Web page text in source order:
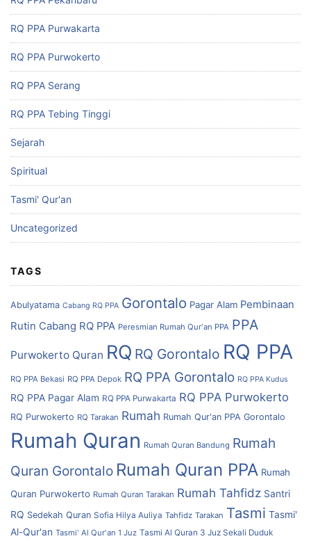
RQ PPA Purwakarta
RQ PPA Purwokerto
RQ PPA Serang
RQ PPA Tebing Tinggi
Sejarah
Spiritual
Tasmi' Qur'an
Uncategorized
TAGS
Abulyatama Cabang RQ PPA Gorontalo Pagar Alam Pembinaan
Rutin Cabang RQ PPA Peresmian Rumah Qur'an PPA PPA
Purwokerto Quran RQ RQ Gorontalo RQ PPA
RQ PPA Bekasi RQ PPA Depok RQ PPA Gorontalo RQ PPA Kudus
RQ PPA Pagar Alam RQ PPA Purwakarta RQ PPA Purwokerto
RQ Purwokerto RQ Tarakan Rumah Rumah Qur'an PPA Gorontalo
Rumah Quran Rumah Quran Bandung Rumah
Quran Gorontalo Rumah Quran PPA Rumah
Quran Purwokerto Rumah Quran Tarakan Rumah Tahfidz Santri
RQ Sedekah Quran Sofia Hilya Auliya Tahfidz Tarakan Tasmi Tasmi'
Al-Qur'an Tasmi' Al Qur'an 1 Juz Tasmi Al Quran 3 Juz Sekali Duduk